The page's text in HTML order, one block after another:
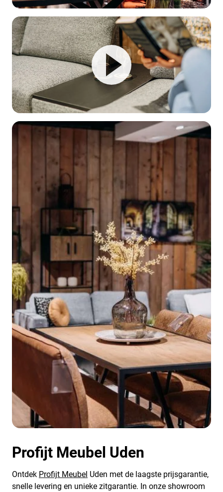
Profijt Meubel Uden
Ontdek Profijt Meubel Uden met de laagste prijsgarantie,
snelle levering en unieke zitgarantie. In onze showroom